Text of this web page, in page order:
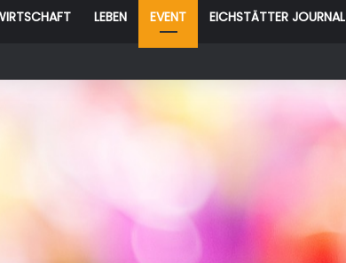
LEBEN EVENT EICHSTÄTTER JOURNAL
und Jugendtag – für ganze Familie